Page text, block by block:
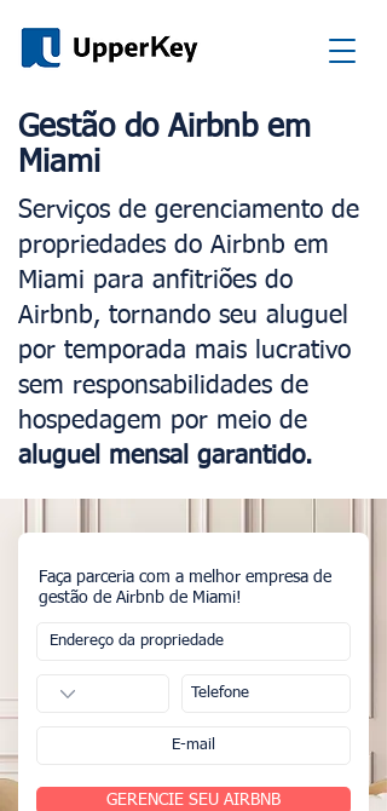
Gestão do Airbnb em
Miami
Serviços de gerenciamento de
propriedades do Airbnb em
Miami para anfitriões do
Airbnb, tornando seu aluguel
por temporada mais lucrativo
sem responsabilidades de
hospedagem por meio de
aluguel mensal garantido.
Faça parceria com a melhor empresa de
gestão de Airbnb de Miami!
GERENCIE SEU AIRBNB